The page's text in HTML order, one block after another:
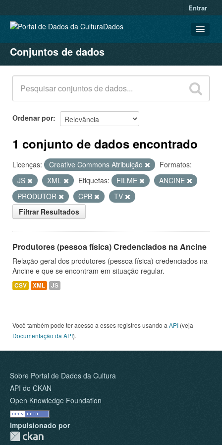
Entrar
CONJUNTOS DE DADOS
ORGANIZAÇÕES
GRUPOS
SOBRE
Conjuntos de dados
Ordenar por
1 conjunto de dados encontrado
Licenças: Creative Commons Atribuição
Formatos:
JS
XML Etiquetas: FILME
ANCINE
PRODUTOR
CPB
TV
Filtrar Resultados
Produtores (pessoa física) Credenciados na Ancine
Relação geral dos produtores (pessoa física) credenciados na
Ancine e que se encontram em situação regular.
CSV XML JS
Você também pode ter acesso a esses registros usando a API (veja
Documentação da API).
Sobre Portal de Dados da Cultura
API do CKAN
Open Knowledge Foundation
Impulsionado por